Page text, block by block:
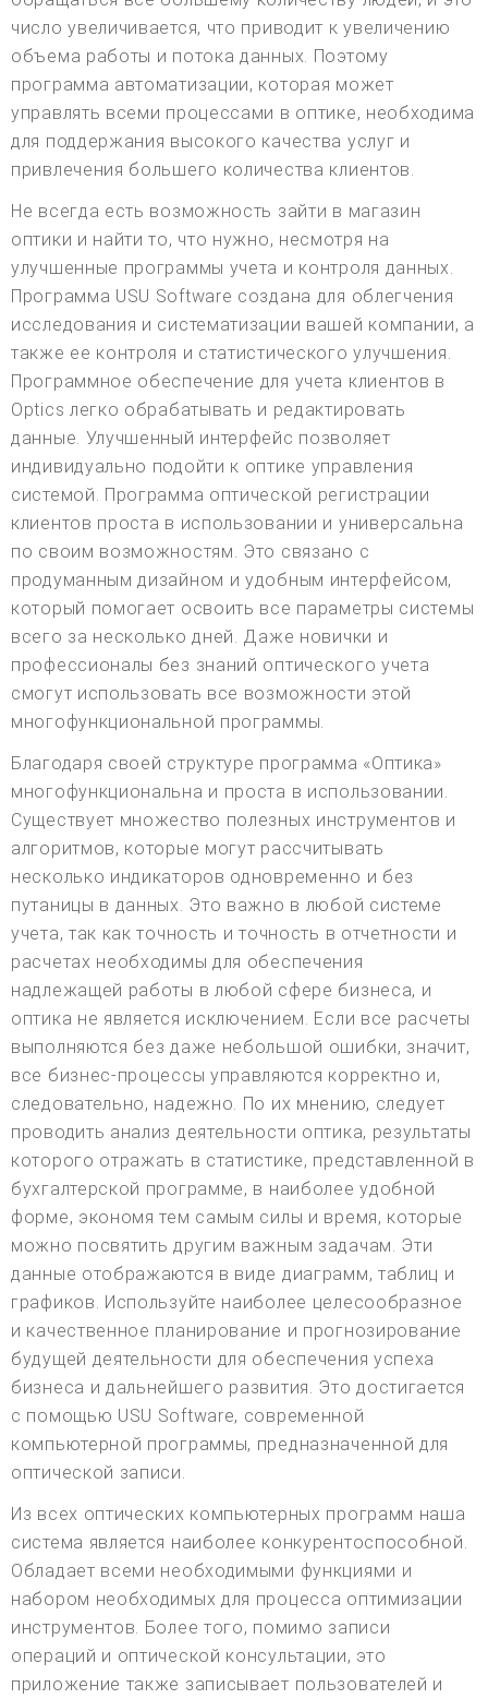
число увеличивается, что приводит к увеличению
объема работы и потока данных. Поэтому
программа автоматизации, которая может
управлять всеми процессами в оптике, необходима
для поддержания высокого качества услуг и
привлечения большего количества клиентов.
Не всегда есть возможность зайти в магазин
оптики и найти то, что нужно, несмотря на
улучшенные программы учета и контроля данных.
Программа USU Software создана для облегчения
исследования и систематизации вашей компании, а
также ее контроля и статистического улучшения.
Программное обеспечение для учета клиентов в
Optics легко обрабатывать и редактировать
данные. Улучшенный интерфейс позволяет
индивидуально подойти к оптике управления
системой. Программа оптической регистрации
клиентов проста в использовании и универсальна
по своим возможностям. Это связано с
продуманным дизайном и удобным интерфейсом,
который помогает освоить все параметры системы
всего за несколько дней. Даже новички и
профессионалы без знаний оптического учета
смогут использовать все возможности этой
многофункциональной программы.
Благодаря своей структуре программа «Оптика»
многофункциональна и проста в использовании.
Существует множество полезных инструментов и
алгоритмов, которые могут рассчитывать
несколько индикаторов одновременно и без
путаницы в данных. Это важно в любой системе
учета, так как точность и точность в отчетности и
расчетах необходимы для обеспечения
надлежащей работы в любой сфере бизнеса, и
оптика не является исключением. Если все расчеты
выполняются без даже небольшой ошибки, значит,
все бизнес-процессы управляются корректно и,
следовательно, надежно. По их мнению, следует
проводить анализ деятельности оптика, результаты
которого отражать в статистике, представленной в
бухгалтерской программе, в наиболее удобной
форме, экономя тем самым силы и время, которые
можно посвятить другим важным задачам. Эти
данные отображаются в виде диаграмм, таблиц и
графиков. Используйте наиболее целесообразное
и качественное планирование и прогнозирование
будущей деятельности для обеспечения успеха
бизнеса и дальнейшего развития. Это достигается
с помощью USU Software, современной
компьютерной программы, предназначенной для
оптической записи.
Из всех оптических компьютерных программ наша
система является наиболее конкурентоспособной.
Обладает всеми необходимыми функциями и
набором необходимых для процесса оптимизации
инструментов. Более того, помимо записи
операций и оптической консультации, это
приложение также записывает пользователей и